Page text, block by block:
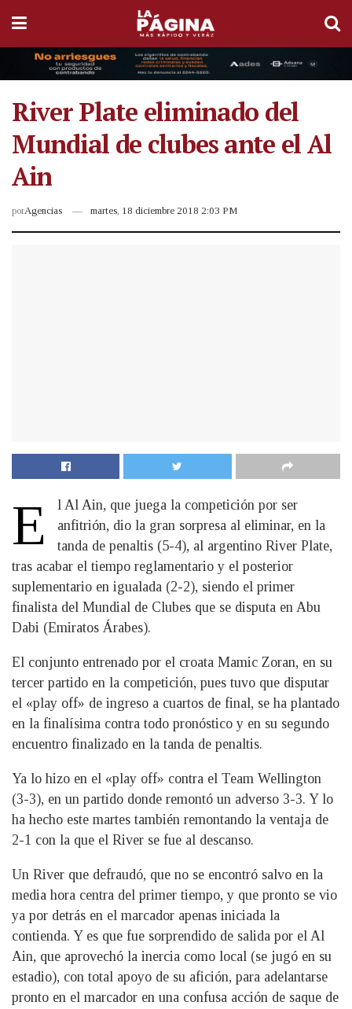
River Plate eliminado del
Mundial de clubes ante el Al
Ain
porAgencias martes, 18 diciembre 2018 2:03 PM
E
l Al Ain, que juega la competición por ser
anfitrión, dio la gran sorpresa al eliminar, en la
tanda de penaltis (5-4), al argentino River Plate,
tras acabar el tiempo reglamentario y el posterior
suplementario en igualada (2-2), siendo el primer
finalista del Mundial de Clubes que se disputa en Abu
Dabi (Emiratos Árabes).
El conjunto entrenado por el croata Mamic Zoran, en su
tercer partido en la competición, pues tuvo que disputar
el «play off» de ingreso a cuartos de final, se ha plantado
en la finalísima contra todo pronóstico y en su segundo
encuentro finalizado en la tanda de penaltis.
Ya lo hizo en el «play off» contra el Team Wellington
(3-3), en un partido donde remontó un adverso 3-3. Y lo
ha hecho este martes también remontando la ventaja de
2-1 con la que el River se fue al descanso.
Un River que defraudó, que no se encontró salvo en la
media hora centra del primer tiempo, y que pronto se vio
ya por detrás en el marcador apenas iniciada la
contienda. Y es que fue sorprendido de salida por el Al
Ain, que aprovechó la inercia como local (se jugó en su
estadio), con total apoyo de su afición, para adelantarse
pronto en el marcador en una confusa acción de saque de